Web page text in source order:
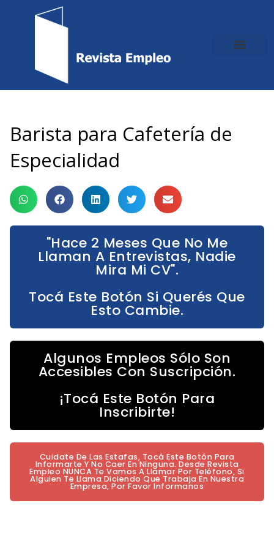
Barista para Cafetería de
Especialidad
"Hace 2 Meses Que No Me
Llaman A Entrevistas, Nadie
Mira Mi CV".
Tocá Este Botón Si Querés Que
Esto Cambie.
Algunos Empleos Sólo Son
Accesibles Con Suscripción.
¡Tocá Este Botón Para
Inscribirte!
Cuidate De Las Estafas, Tocá Este Botón Para
Informarte Y No Caer En Ninguna. Desde Revista
Empleo NUNCA Te Vamos A Llamar Por Teléfono, Si
Alguien Te Llama Diciendo Que Trabaja En Nuestra
Empresa, Por Favor Informanos